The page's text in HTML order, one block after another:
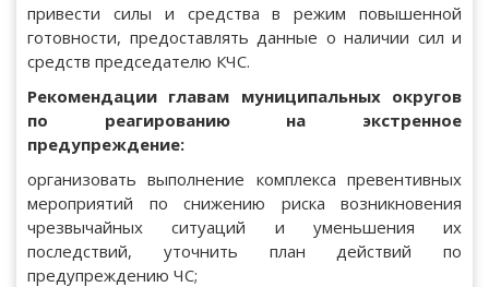
привести силы и средства в режим повышенной
готовности, предоставлять данные о наличии сил и
средств председателю КЧС.
Рекомендации главам муниципальных округов
по реагированию на экстренное
предупреждение:
организовать выполнение комплекса превентивных
мероприятий по снижению риска возникновения
чрезвычайных ситуаций и уменьшения их
последствий, уточнить план действий по
предупреждению ЧС;